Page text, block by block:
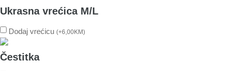
Ukrasna vrećica M/L
Dodaj vrećicu (+6,00KM)
Čestitka